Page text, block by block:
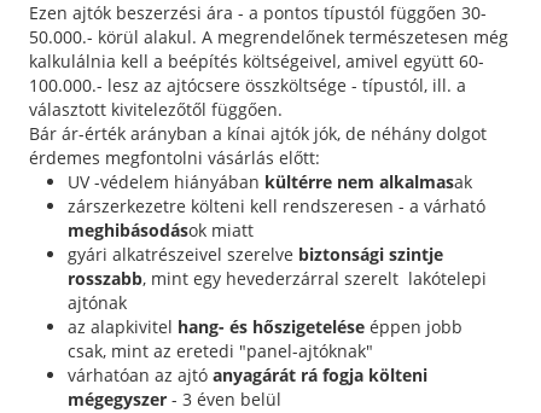
Ezen ajtók beszerzési ára - a pontos típustól függően 30-
50.000.- körül alakul. A megrendelőnek természetesen még
kalkulálnia kell a beépítés költségeivel, amivel együtt 60-
100.000.- lesz az ajtócsere összköltsége - típustól, ill. a
választott kivitelezőtől függően.
Bár ár-érték arányban a kínai ajtók jók, de néhány dolgot
érdemes megfontolni vásárlás előtt:
UV -védelem hiányában kültérre nem alkalmasak
zárszerkezetre költeni kell rendszeresen - a várható
meghibásodások miatt
gyári alkatrészeivel szerelve biztonsági szintje
rosszabb, mint egy hevederzárral szerelt lakótelepi
ajtónak
az alapkivitel hang- és hőszigetelése éppen jobb
csak, mint az eretedi "panel-ajtóknak"
várhatóan az ajtó anyagárát rá fogja költeni
mégegyszer - 3 éven belül